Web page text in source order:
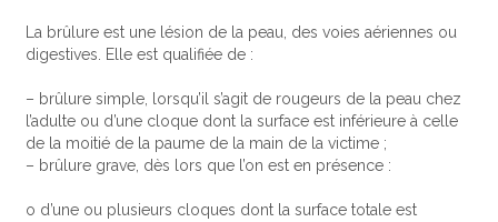
La brûlure est une lésion de la peau, des voies aériennes ou
digestives. Elle est qualifiée de :
– brûlure simple, lorsqu’il s’agit de rougeurs de la peau chez
l’adulte ou d’une cloque dont la surface est inférieure à celle
de la moitié de la paume de la main de la victime ;
– brûlure grave, dès lors que l’on est en présence :
o d’une ou plusieurs cloques dont la surface totale est